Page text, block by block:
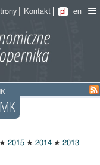
Kontakt pl en
★ 2015 ★ 2014 ★ 2013